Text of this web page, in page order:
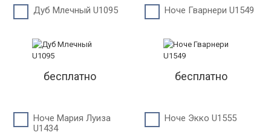
Дуб Млечный U1095
бесплатно
Ноче Гварнери U1549
бесплатно
Ноче Мария Луиза
U1434
Ноче Экко U1555